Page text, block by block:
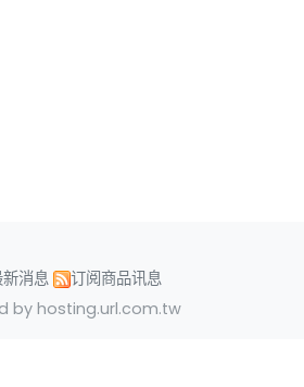
消息
订阅商品讯息
by hosting.url.com.tw